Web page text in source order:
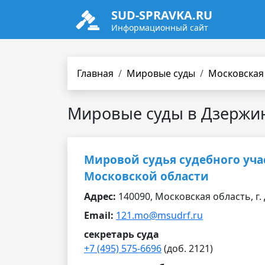
SUD-SPRAVKA.RU
Информационный сайт
Главная Мировые суды
Мировые суды в
Мировой судья судебного
Московской области
Адрес: 140090, Московская область,
Email: 121.mo@msudrf.ru
секретарь суда
+7 (495) 575-6696(доб. 2121)